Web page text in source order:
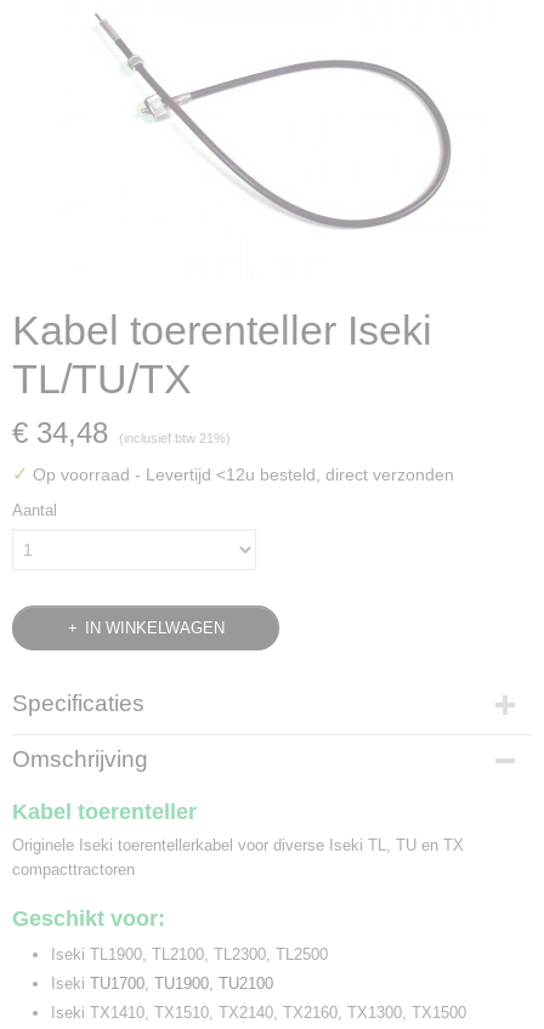
Kabel toerenteller Iseki
TL/TU/TX
€ 34,48 (inclusief btw 21%)
✓ Op voorraad - Levertijd <12u besteld, direct verzonden
Aantal
IN WINKELWAGEN
Specificaties
Bruto gewicht
0,19 Kg
Omschrijving
Kabel toerenteller
Originele Iseki toerentellerkabel voor diverse Iseki TL, TU en TX
compacttractoren
Geschikt voor:
Iseki TL1900, TL2100, TL2300, TL2500
Iseki TU1700, TU1900, TU2100
Iseki TX1410, TX1510, TX2140, TX2160, TX1300, TX1500